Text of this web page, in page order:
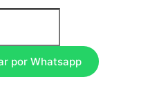
por Whatsapp